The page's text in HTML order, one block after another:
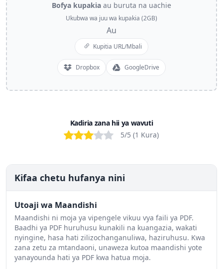
Bofya kupakia au buruta na uachie
Ukubwa wa juu wa kupakia (2GB)
Au
Kupitia URL/Mbali
Dropbox GoogleDrive
Kadiria zana hii ya wavuti
BadPoorOKGoodExcellent
5/5 (1 Kura)
Kifaa chetu hufanya nini
Utoaji wa Maandishi
Maandishi ni moja ya vipengele vikuu vya faili ya PDF.
Baadhi ya PDF huruhusu kunakili na kuangazia, wakati
nyingine, hasa hati zilizochanganuliwa, haziruhusu. Kwa
zana zetu za mtandaoni, unaweza kutoa maandishi yote
yanayounda hati ya PDF kwa hatua moja.